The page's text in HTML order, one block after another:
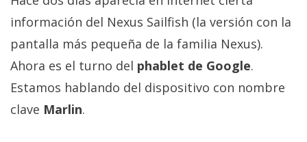
temas
Sorteos
Foros
información del Nexus Sailfish (la versión con la
pantalla más pequeña de la familia Nexus).
Ahora es el turno del phablet de Google.
Estamos hablando del dispositivo con nombre
clave Marlin.